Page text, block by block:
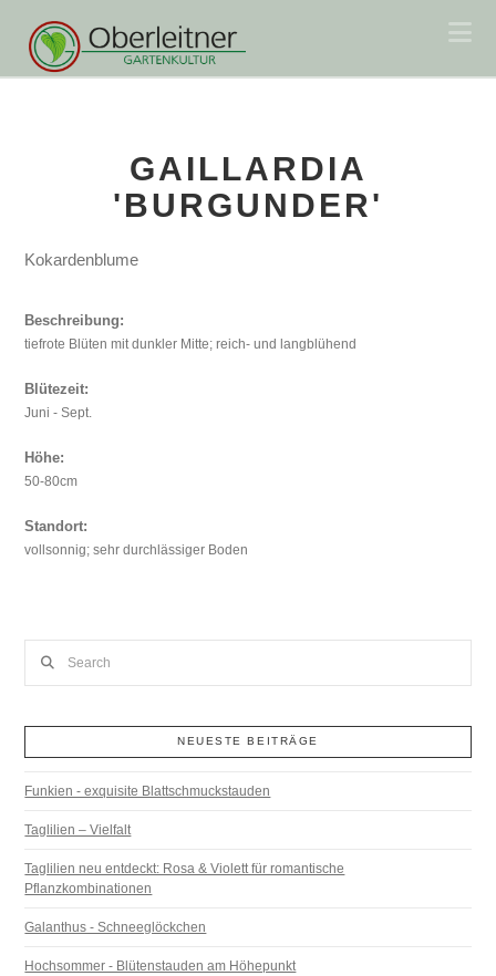
GAILLARDIA
'BURGUNDER'
Kokardenblume
Beschreibung:
tiefrote Blüten mit dunkler Mitte; reich- und langblühend
Blütezeit:
Juni - Sept.
Höhe:
50-80cm
Standort:
vollsonnig; sehr durchlässiger Boden
NEUESTE BEITRÄGE
Funkien - exquisite Blattschmuckstauden
Taglilien – Vielfalt
Taglilien neu entdeckt: Rosa & Violett für romantische
Pflanzkombinationen
Galanthus - Schneeglöckchen
Hochsommer - Blütenstauden am Höhepunkt